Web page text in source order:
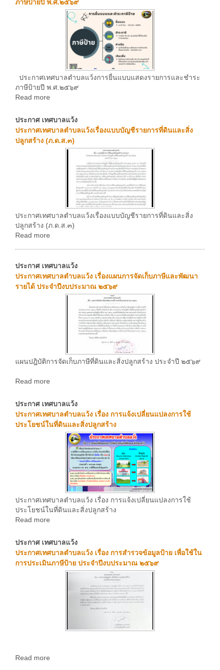
ภาษีป้ายปี พ.ศ.๒๕๖๙
ประกาศเทศบาลตำบลแว้งการยื่นแบบแสดงรายการและชำระ
ภาษีป้ายปี พ.ศ.๒๕๖๙
Read more
ประกาศ เทศบาลแว้ง
ประกาศเทศบาลตำบลแว้งเรื่องแบบบัญชีรายการที่ดินและสิ่ง
ปลูกสร้าง (ภ.ด.ส.๓)
ประกาศเทศบาลตำบลแว้งเรื่องแบบบัญชีรายการที่ดินและสิ่ง
ปลูกสร้าง (ภ.ด.ส.๓)
Read more
ประกาศ เทศบาลแว้ง
ประกาศเทศบาลตำบลแว้ง เรื่องแผนการจัดเก็บภาษีและพัฒนา
รายได้ ประจำปีงบประมาณ ๒๕๖๙
แผนปฎิบัติการจัดเก็บภาษีที่ดินและสิ่งปลูกสร้าง ประจำปี ๒๕๖๙
Read more
ประกาศ เทศบาลแว้ง
ประกาศเทศบาลตำบลแว้ง เรื่อง การแจ้งเปลี่ยนแปลงการใช้
ประโยชน์ในที่ดินและสิ่งปลูกสร้าง
ประกาศเทศบาลตำบลแว้ง เรื่อง การแจ้งเปลี่ยนแปลงการใช้
ประโยชน์ในที่ดินและสิ่งปลูกสร้าง
Read more
ประกาศ เทศบาลแว้ง
ประกาศเทศบาลตำบลแว้ง เรื่อง การสำรวจข้อมูลป้าย เพื่อใช้ใน
การประเมินภาษีป้าย ประจำปีงบประมาณ ๒๕๖๙
Read more